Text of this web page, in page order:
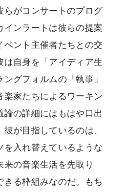
らがコンサートのプログ
インラートは彼らの提案
ベント主催者たちとの交
自身を「アイディア生
グフォルムの「執事」
楽家たちによるワーキン
論の詳細にはもはや口出
が目指しているのは、
を入れ替えているような
の音楽生活を先取り
きる枠組みなのだ。もち